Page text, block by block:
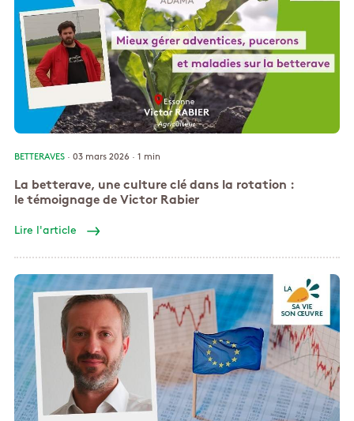
BETTERAVES· 03 mars 2026 · 1 min
La betterave, une culture clé dans la rotation :
le témoignage de Victor Rabier
Lire l'article